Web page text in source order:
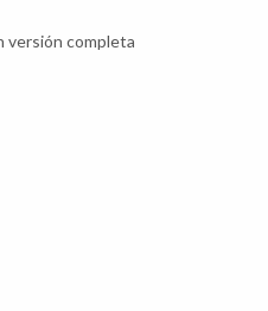
versión completa